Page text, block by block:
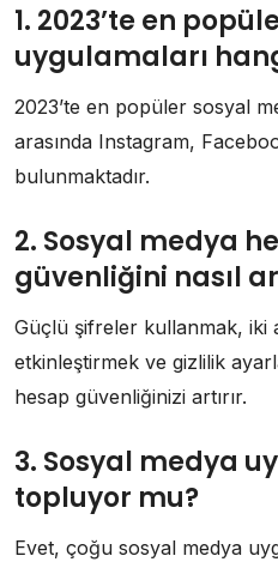
1. 2023’te en
uygulamaları
2023’te en popüler sosyal
arasında Instagram,
bulunmaktadır.
2. Sosyal medya
güvenliğini nasıl
Güçlü şifreler kullanmak, iki
etkinleştirmek ve gizlilik
hesap güvenliğinizi artırır.
3. Sosyal medya
topluyor mu?
Evet, çoğu sosyal medya